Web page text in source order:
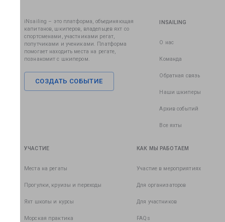
iNsailing – это платформа, объединяющая
капитанов, шкиперов, владельцев яхт со
спортсменами, участниками регат,
попутчиками и учениками. Платформа
помогает находить места на регате,
познакомит с шкипером.
СОЗДАТЬ СОБЫТИЕ
INSAILING
О нас
Команда
Обратная связь
Наши шкиперы
Архив событий
Все яхты
УЧАСТИЕ
Места на регаты
Прогулки, круизы и переходы
Яхт школы и курсы
Морская практика
КАК МЫ РАБОТАЕМ
Участие в мероприятиях
Для организаторов
Для участников
FAQs